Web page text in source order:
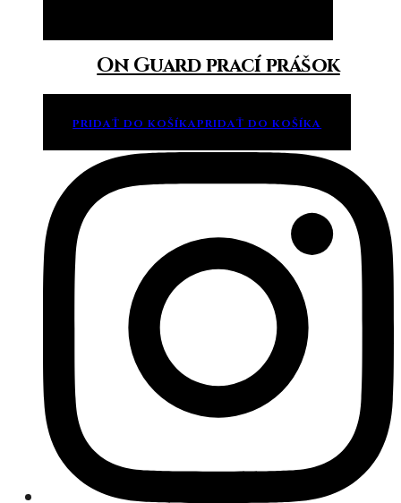
On Guard prací prášok
PRIDAŤ DO KOŠÍKAPRIDAŤ DO KOŠÍKA